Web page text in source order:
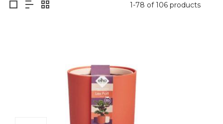
1-78 of 106 products